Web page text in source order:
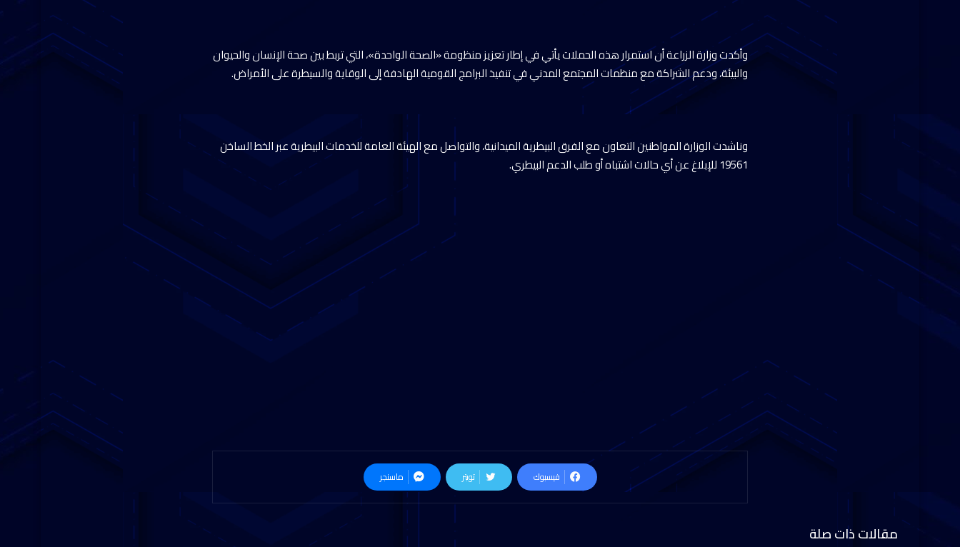
وأكدت وزارة الزراعة أن استمرار هذه الحملات يأتي في إطار تعزيز منظومة «الصحة الواحدة»، التي تربط بين صحة الإنسان والحيوان
والبيئة، ودعم الشراكة مع منظمات المجتمع المدني في تنفيذ البرامج القومية الهادفة إلى الوقاية والسيطرة على الأمراض.
وناشدت الوزارة المواطنين التعاون مع الفرق البيطرية الميدانية، والتواصل مع الهيئة العامة للخدمات البيطرية عبر الخط الساخن
19561 للإبلاغ عن أي حالات اشتباه أو طلب الدعم البيطري.
فيسبوك تويتر ماسنجر
مقالات ذات صلة